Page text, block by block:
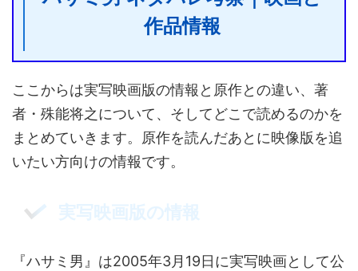
作品情報
ここからは実写映画版の情報と原作との違い、著
者・殊能将之について、そしてどこで読めるのかを
まとめていきます。原作を読んだあとに映像版を追
いたい方向けの情報です。
実写映画版の情報
『ハサミ男』は2005年3月19日に実写映画として公